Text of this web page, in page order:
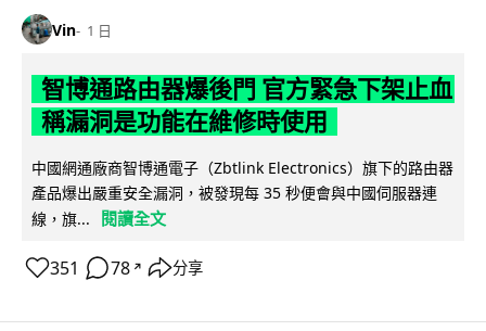
Vin 1 日
智博通路由器爆後門 官方緊急下架止血
稱漏洞是功能在維修時使用
中國網通廠商智博通電子（Zbtlink Electronics）旗下的路由器
產品爆出嚴重安全漏洞，被發現每 35 秒便會與中國伺服器連
線，旗...
閱讀全文
351 78 ↗ 分享